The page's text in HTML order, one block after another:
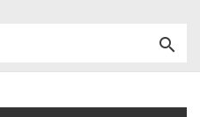
